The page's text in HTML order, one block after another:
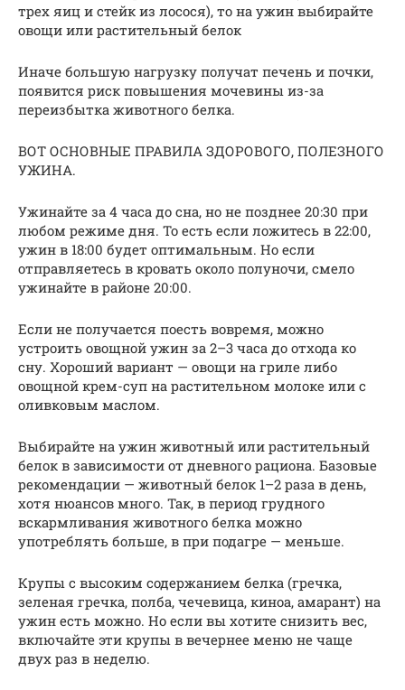
трех яиц и стейк из лосося), то на ужин выбирайте
овощи или растительный белок
Иначе большую нагрузку получат печень и почки,
появится риск повышения мочевины из-за
переизбытка животного белка.
ВОТ ОСНОВНЫЕ ПРАВИЛА ЗДОРОВОГО, ПОЛЕЗНОГО
УЖИНА.
Ужинайте за 4 часа до сна, но не позднее 20:30 при
любом режиме дня. То есть если ложитесь в 22:00,
ужин в 18:00 будет оптимальным. Но если
отправляетесь в кровать около полуночи, смело
ужинайте в районе 20:00.
Если не получается поесть вовремя, можно
устроить овощной ужин за 2–3 часа до отхода ко
сну. Хороший вариант — овощи на гриле либо
овощной крем-суп на растительном молоке или с
оливковым маслом.
Выбирайте на ужин животный или растительный
белок в зависимости от дневного рациона. Базовые
рекомендации — животный белок 1–2 раза в день,
хотя нюансов много. Так, в период грудного
вскармливания животного белка можно
употреблять больше, в при подагре — меньше.
Крупы с высоким содержанием белка (гречка,
зеленая гречка, полба, чечевица, киноа, амарант) на
ужин есть можно. Но если вы хотите снизить вес,
включайте эти крупы в вечернее меню не чаще
двух раз в неделю.